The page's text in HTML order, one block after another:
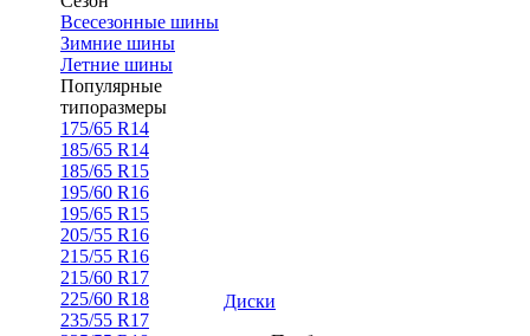
Всесезонные шины
Зимние шины
Летние шины
Популярные
типоразмеры
175/65 R14
185/65 R14
185/65 R15
195/60 R16
195/65 R15
205/55 R16
215/55 R16
215/60 R17
225/60 R18
235/55 R17
Диски